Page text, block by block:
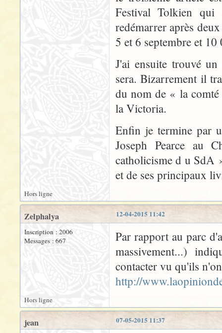
Festival Tolkien qui
redémarrer après
5 et 6 septembre et 10
J'ai ensuite trouvé
sera. Bizarrement il
du nom de « la
la Victoria.
Enfin je termine par
Joseph Pearce au
catholicisme d u SdA
et de ses principaux
Hors ligne
12-04-2015 11:42
Zelphalya
Inscription : 2006
Messages : 667
Par rapport au parc
massivement...)
contacter vu qu'ils
http://
Hors ligne
07-05-2015 11:37
jean